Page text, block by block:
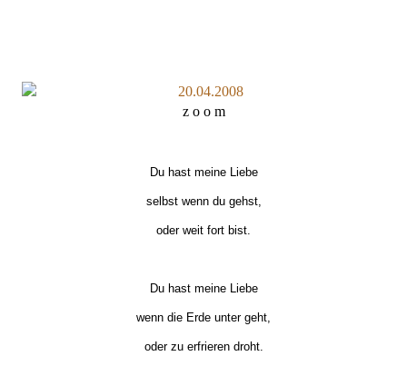
z o o m
Du hast meine Liebe
selbst wenn du gehst,
oder weit fort bist.
Du hast meine Liebe
wenn die Erde unter geht,
oder zu erfrieren droht.